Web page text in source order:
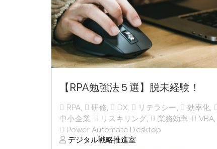
【RPA勉強法５選】脱未経験！
RPA, 研修, DX, リテラシー, 効率化,
中小企業, リスキリング, 業務効率, VBA,
Power Automate Desktop
デジタル戦略推進室